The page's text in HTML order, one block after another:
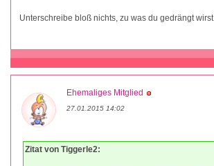
Unterschreibe bloß nichts, zu was du gedrängt wirst.
Ehemaliges Mitglied
27.01.2015 14:02
Zitat von Tiggerle2: